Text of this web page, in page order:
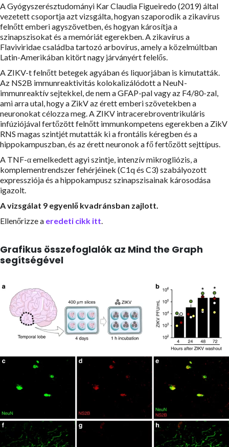
A Gyógyszerésztudományi Kar Claudia Figueiredo (2019) által
vezetett csoportja azt vizsgálta, hogyan szaporodik a zikavírus
felnőtt emberi agyszövetben, és hogyan károsítja a
szinapszisokat és a memóriát egerekben. A zikavírus a
Flaviviridae családba tartozó arbovírus, amely a közelmúltban
Latin-Amerikában kitört nagy járványért felelős.
A ZIKV-t felnőtt betegek agyában és liquorjában is kimutatták.
Az NS2B immunreaktivitás kolokalizálódott a NeuN-
immunreaktív sejtekkel, de nem a GFAP-pal vagy az F4/80-zal,
ami arra utal, hogy a ZikV az érett emberi szövetekben a
neuronokat célozza meg. A ZIKV intracerebroventrikuláris
infúziójával fertőzött felnőtt immunkompetens egerekben a ZikV
RNS magas szintjét mutatták ki a frontális kéregben és a
hippokampuszban, és az érett neuronok a fő fertőzött sejttípus.
A TNF-α emelkedett agyi szintje, intenzív mikrogliózis, a
komplementrendszer fehérjéinek (C1q és C3) szabályozott
expressziója és a hippokampusz szinapszisainak károsodása
igazolt.
A vizsgálat 9 egyenlő kvadránsban zajlott.
Ellenőrizze a eredeti cikk itt.
Grafikus összefoglalók az Mind the Graph
segítségével